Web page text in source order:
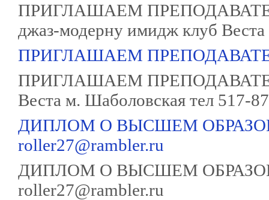
ПРИГЛАШАЕМ ПРЕПОДАВАТЕЛЯ
джаз-модерну имидж клуб
ПРИГЛАШАЕМ
ПРИГЛАШАЕМ
Веста м. Шаболовская тел 517-
ДИПЛОМ О ВЫСШЕМ
roller27@rambler.ru
ДИПЛОМ О ВЫСШЕМ
roller27@rambler.ru